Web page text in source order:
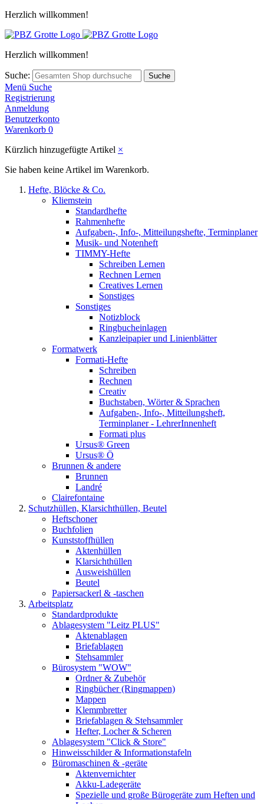
Herzlich willkommen!
Herzlich willkommen!
Suche: Suche
Menü Suche
Registrierung
Anmeldung
Benutzerkonto
Warenkorb 0
Kürzlich hinzugefügte Artikel ×
Sie haben keine Artikel im Warenkorb.
Hefte, Blöcke & Co.
Kliemstein
Standardhefte
Rahmenhefte
Aufgaben-, Info-, Mitteilungshefte, Terminplaner
Musik- und Notenheft
TIMMY-Hefte
Schreiben Lernen
Rechnen Lernen
Creatives Lernen
Sonstiges
Sonstiges
Notizblock
Ringbucheinlagen
Kanzleipapier und Linienblätter
Formatwerk
Formati-Hefte
Schreiben
Rechnen
Creativ
Buchstaben, Wörter & Sprachen
Aufgaben-, Info-, Mitteilungsheft,
Terminplaner - LehrerInnenheft
Formati plus
Ursus® Green
Ursus® Ö
Brunnen & andere
Brunnen
Landré
Clairefontaine
Schutzhüllen, Klarsichthüllen, Beutel
Heftschoner
Buchfolien
Kunststoffhüllen
Aktenhüllen
Klarsichthüllen
Ausweishüllen
Beutel
Papiersackerl & -taschen
Arbeitsplatz
Standardprodukte
Ablagesystem "Leitz PLUS"
Aktenablagen
Briefablagen
Stehsammler
Bürosystem "WOW"
Ordner & Zubehör
Ringbücher (Ringmappen)
Mappen
Klemmbretter
Briefablagen & Stehsammler
Hefter, Locher & Scheren
Ablagesystem "Click & Store"
Hinweisschilder & Informationstafeln
Büromaschinen & -geräte
Aktenvernichter
Akku-Ladegeräte
Spezielle und große Bürogeräte zum Heften und